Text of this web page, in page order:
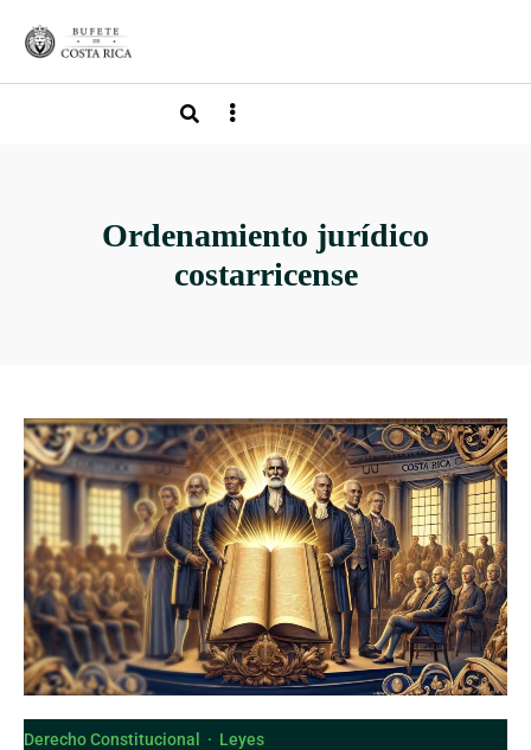
Ordenamiento jurídico
costarricense
Derecho Constitucional · Leyes